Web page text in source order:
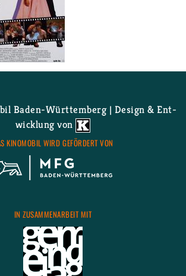
über Dirty Dan­cing Open-Air
Ba­den-Würt­tem­berg | De­sign & Ent­
wick­lung von
KI­NO­MO­BIL WIRD GE­FÖR­DERT VON
IN ZU­SAM­MEN­AR­BEIT MIT